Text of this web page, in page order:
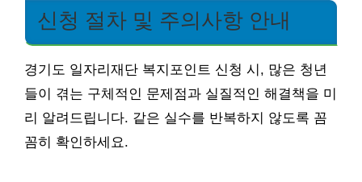
신청 절차 및 주의사항 안내
경기도 일자리재단 복지포인트 신청 시, 많은 청년
들이 겪는 구체적인 문제점과 실질적인 해결책을 미
리 알려드립니다. 같은 실수를 반복하지 않도록 꼼
꼼히 확인하세요.